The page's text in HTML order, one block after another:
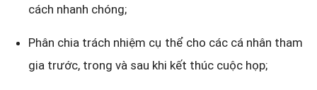
cách nhanh chóng;
Phân chia trách nhiệm cụ thể cho các cá nhân tham
gia trước, trong và sau khi kết thúc cuộc họp;